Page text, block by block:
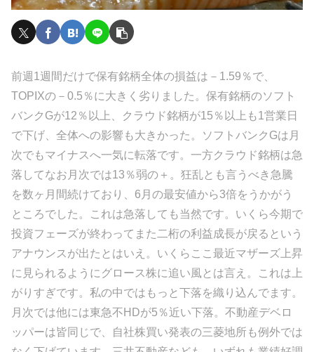
前週1週間だけで保有銘柄全体の損益は－1.59％で、
TOPIXの－0.5％に大きく劣りました。保有銘柄のソフト
バンクGが12％以上、クラウド銘柄が15％以上も1営業日
で下げ、全体への影響も大きかった。ソフトバンクGは月
次でもマイナスへ一気に転落です。一方クラウド銘柄は急
落してなお月次では13％弱の＋。狂乱とも言うべき急騰
を数ヶ月間続けており、6月の最安値から3倍をうかがう
ところでした。これは急落しても当然です。いくら今期で
投資フェーズが終わってまた二桁の利益成長が戻るという
アナウンスが出たとはいえ。いくらここ最近マザーズ上昇
に見られるようにグロース株に追い風とは言え。これは上
がりすぎです。私の中ではもっと下落を織り込んでます。
月次では他には東急不HDが5％近い下落。不動産デベロ
ッパーは皆同じで、自社株買い発表の三菱地所も例外では